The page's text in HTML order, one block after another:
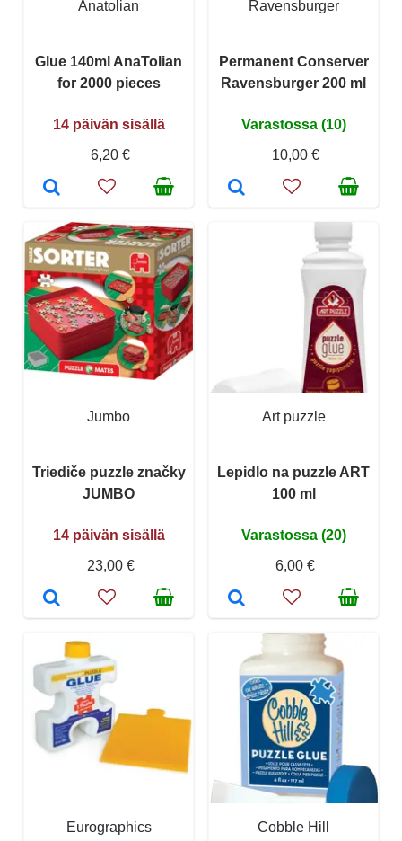
Anatolian
Glue 140ml AnaTolian
for 2000 pieces
14 päivän sisällä
6,20 €
Ravensburger
Permanent Conserver
Ravensburger 200 ml
Varastossa (10)
10,00 €
Jumbo
Triediče puzzle značky
JUMBO
14 päivän sisällä
23,00 €
Art puzzle
Lepidlo na puzzle ART
100 ml
Varastossa (20)
6,00 €
Eurographics Cobble Hill